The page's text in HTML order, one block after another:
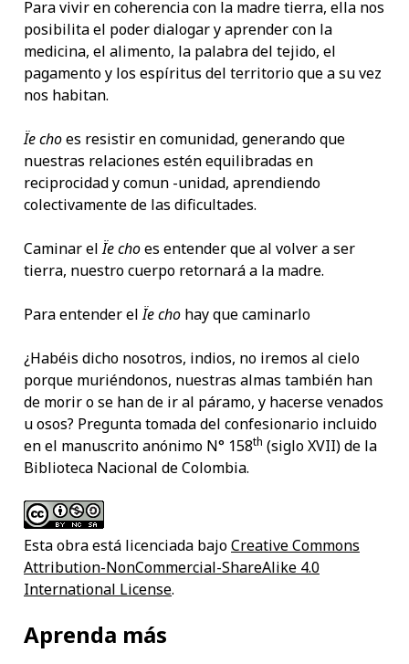
Para vivir en coherencia con la madre tierra, ella nos
posibilita el poder dialogar y aprender con la
medicina, el alimento, la palabra del tejido, el
pagamento y los espíritus del territorio que a su vez
nos habitan.
Ïe choes resistir en comunidad, generando que
nuestras relaciones estén equilibradas en
reciprocidad y comun -unidad, aprendiendo
colectivamente de las dificultades.
Caminar elÏe choes entender que al volver a ser
tierra, nuestro cuerpo retornará a la madre.
Para entender elÏe cho hay que caminarlo
¿Habéis dicho nosotros, indios, no iremos al cielo
porque muriéndonos, nuestras almas también han
de morir o se han de ir al páramo, y hacerse venados
u osos? Pregunta tomada del confesionario incluido
en el manuscrito anónimo N° 158th (siglo XVII) de la
Biblioteca Nacional de Colombia.
Esta obra está licenciada bajoCreative Commons
Attribution-NonCommercial-ShareAlike 4.0
International License.
Aprenda más